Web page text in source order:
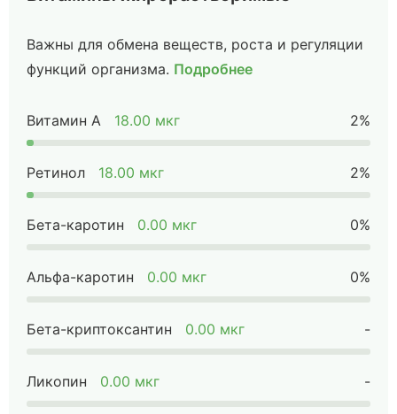
Важны для обмена веществ, роста и регуляции
функций организма. Подробнее
Витамин А 18.00 мкг 2%
Ретинол 18.00 мкг 2%
Бета-каротин 0.00 мкг 0%
Альфа-каротин 0.00 мкг 0%
Бета-криптоксантин 0.00 мкг -
Ликопин 0.00 мкг -